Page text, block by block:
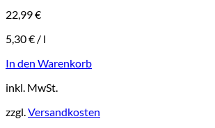
22,99€
5,30€ / l
In den Warenkorb
inkl. MwSt.
zzgl. Versandkosten